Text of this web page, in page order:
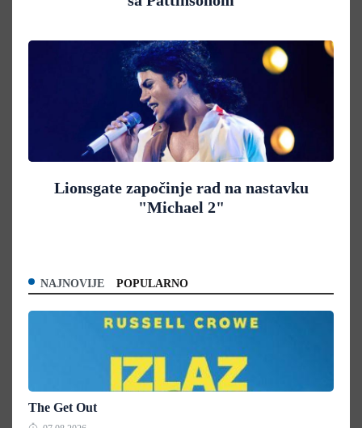
Lionsgate započinje rad na nastavku
"Michael 2"
NAJNOVIJE POPULARNO
The Get Out